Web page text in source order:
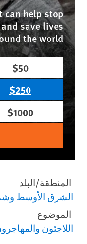
can help stop
save lives
the world.
$50
$250
$1000
المنطقة/البلد
الشرق الأوسط
الموضوع
اللاجئون